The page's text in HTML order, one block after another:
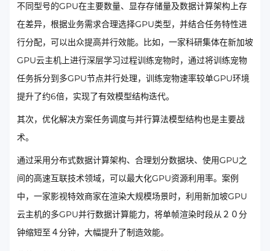
不同型号的GPU在主要数量、显存存储量及数据计算架构上存
在差异，根据业务需求合理选择GPU类型，并结合任务特性进
行分配，可以出众提高并行效能。比如，一家科研集体在新加坡
GPU云主机上进行深层学习过程训练宠物时，通过将训练宠物
任务拆分到多GPU节点并行处理，训练宠物速率较单GPU环境
提升了约6倍，实现了有效模型结构迭代。
其次，优化解决方案任务调度与并行算法模型结构也是主要战
术。
通过采用分布式数据计算架构、合理划分数据块、使用GPU之
间的高速互联技术领域，可以最大化GPU资源利用率。案例
中，一家影视特效商家在渲染大规模场景时，利用新加坡GPU
云主机的多GPU并行数据计算能力，将单帧渲染时段从２０分
钟缩短至４分钟，大幅提升了制造效能。